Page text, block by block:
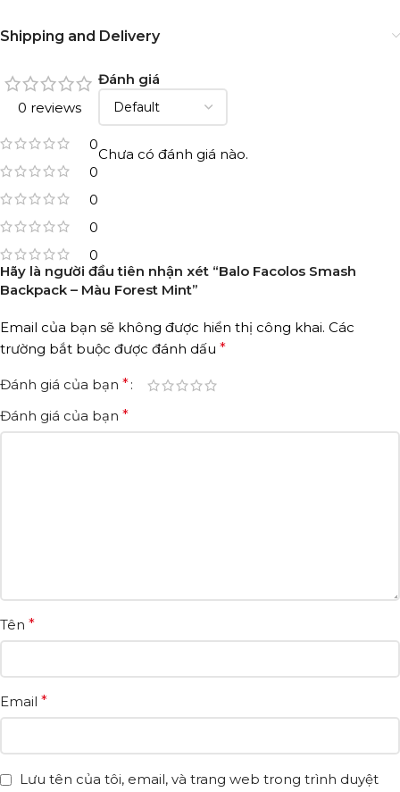
Shipping and Delivery
0 reviews
0
0
0
0
0
Đánh giá
Chưa có đánh giá nào.
Hãy là người đầu tiên nhận xét “Balo Facolos Smash
Backpack – Màu Forest Mint”
Email của bạn sẽ không được hiển thị công khai. Các
trường bắt buộc được đánh dấu *
Đánh giá của bạn *
Đánh giá của bạn *
Tên *
Email *
Lưu tên của tôi, email, và trang web trong trình duyệt